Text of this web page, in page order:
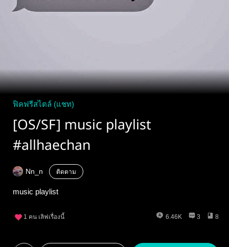
ฟิคฟรีสไตล์ (แชท)
[OS/SF] music playlist
#allhaechan
Nn_n ติดตาม
music playlist
1 คน เลิฟเรื่องนี้ 6.46K 3 8